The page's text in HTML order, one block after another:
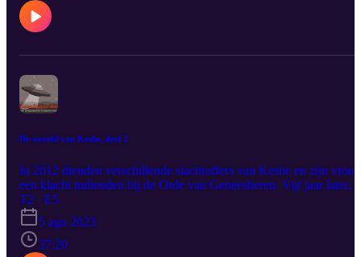
De wereld van Keshe, deel 2
In 2012 dienden verschillende slachtoffers van Keshe en zijn
een klacht indienden bij de Orde van Geneesheren. Vijf jaar later
zouden zij veroordeeld worden tot gevangenisstraffen met uitstel.
datzelfde jaar ketste een groots project in Ghana af.
T2 · E5
5 ago 2023
37:20